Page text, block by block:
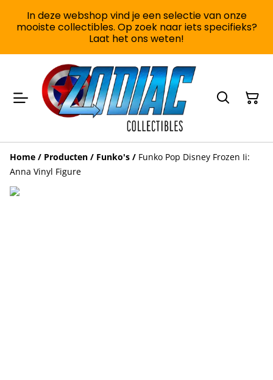
In deze webshop vind je een selectie van onze
mooiste collectibles. Op zoek naar iets specifieks?
Laat het ons weten!
Home / Producten / Funko's / Funko Pop Disney Frozen Ii:
Anna Vinyl Figure